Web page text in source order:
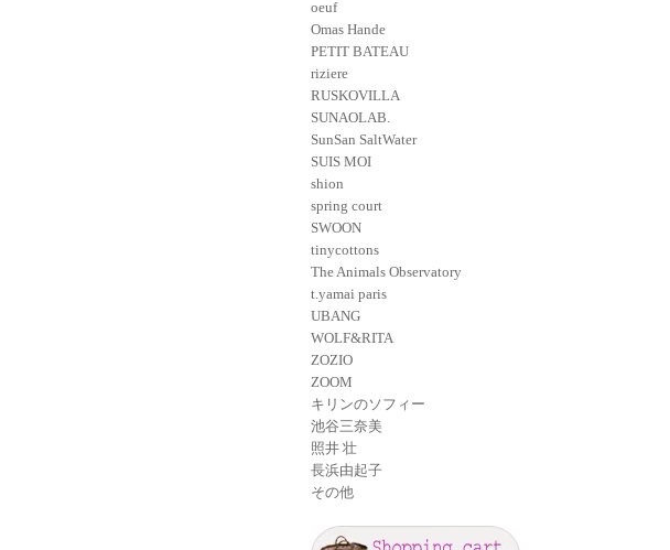
oeuf
Omas Hande
PETIT BATEAU
riziere
RUSKOVILLA
SUNAOLAB.
SunSan SaltWater
SUIS MOI
shion
spring court
SWOON
tinycottons
The Animals Observatory
t.yamai paris
UBANG
WOLF&RITA
ZOZIO
ZOOM
キリンのソフィー
池谷三奈美
照井 壮
長浜由起子
その他